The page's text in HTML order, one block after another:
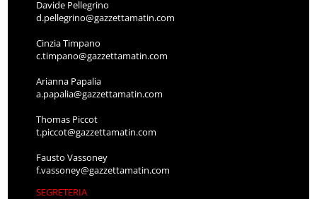
Davide Pellegrino
d.pellegrino@gazzettamatin.com
Cinzia Timpano
c.timpano@gazzettamatin.com
Arianna Papalia
a.papalia@gazzettamatin.com
Thomas Piccot
t.piccot@gazzettamatin.com
Fausto Vassoney
f.vassoney@gazzettamatin.com
SEGRETERIA